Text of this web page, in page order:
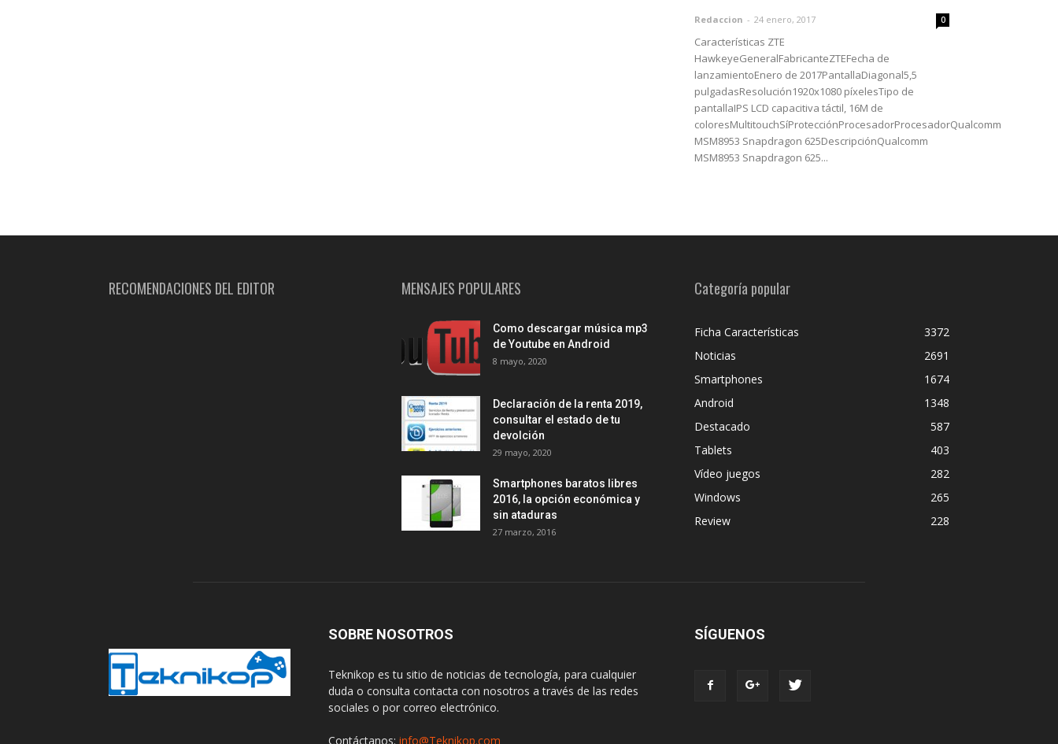
Redaccion - 24 enero, 2017 0
Características ZTE
HawkeyeGeneralFabricanteZTEFecha de
lanzamientoEnero de 2017PantallaDiagonal5,5
pulgadasResolución1920x1080 píxelesTipo de
pantallaIPS LCD capacitiva táctil, 16M de
coloresMultitouchSíProtecciónProcesadorProcesadorQualcomm
MSM8953 Snapdragon 625DescripciónQualcomm
MSM8953 Snapdragon 625...
RECOMENDACIONES DEL EDITOR MENSAJES POPULARES
Como descargar música mp3
de Youtube en Android
8 mayo, 2020
Declaración de la renta 2019,
consultar el estado de tu
devolción
29 mayo, 2020
Smartphones baratos libres
2016, la opción económica y
sin ataduras
27 marzo, 2016
Categoría popular
Ficha Características
3372
Noticias
2691
Smartphones
1674
Android
1348
Destacado
587
Tablets
403
Vídeo juegos
282
Windows
265
Review
228
SOBRE NOSOTROS
Teknikop es tu sitio de noticias de tecnología, para cualquier
duda o consulta contacta con nosotros a través de las redes
sociales o por correo electrónico.
Contáctanos: info@Teknikop.com
SÍGUENOS